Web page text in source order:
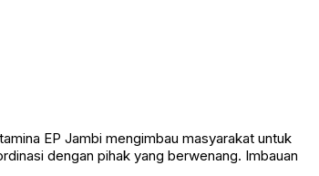
EP Jambi mengimbau masyarakat untuk
dengan pihak yang berwenang. Imbauan